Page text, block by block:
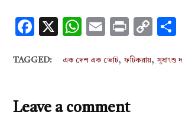
Facebook
X WhatsApp
EmailPrint
TAGGED: এক দেশ এক ভোট,ফটিকরায়,সুধাংশু
Leave a comment